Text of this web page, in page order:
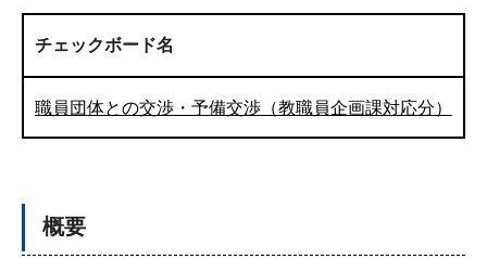
チェックボード名
職員団体との交渉・予備交渉（教職員企画課対応分）
概要